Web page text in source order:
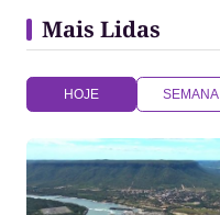
Mais Lidas
HOJE SEMANA